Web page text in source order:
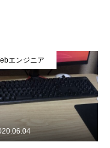
エンジニア